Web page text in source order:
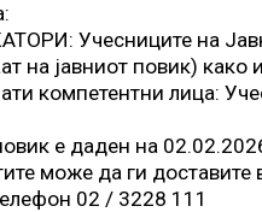
Учесниците на
на јавниот повик)
компетентни лица:
е даден на
може да ги доставите
02 / 3228 111